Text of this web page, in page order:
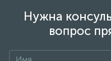
Нужна
вопрос